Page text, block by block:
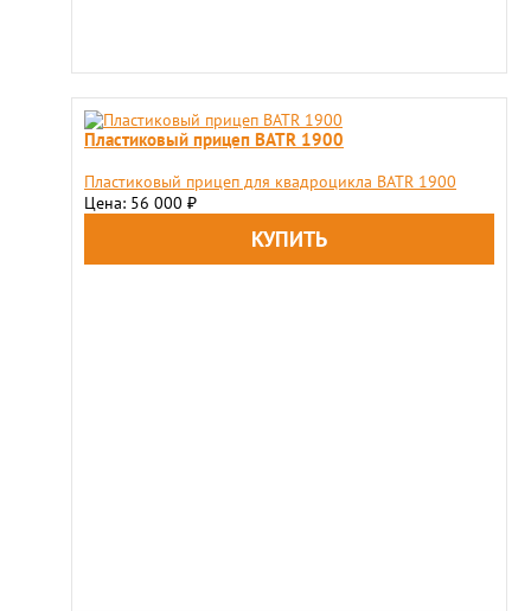
Пластиковый прицеп BATR 1900
Пластиковый прицеп для квадроцикла BATR 1900
Цена: 56 000 ₽